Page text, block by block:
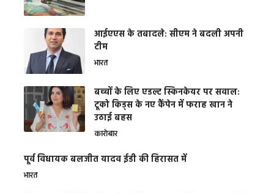
आईएएस के तबादले: सीएम ने बदली अपनी
टीम
भारत
बच्चों के लिए एडल्ट स्किनकेयर पर सवाल:
टूको किड्स के नए कैंपेन में फराह खान ने
उठाई बहस
कारोबार
पूर्व विधायक बलजीत यादव ईडी की हिरासत में
भारत